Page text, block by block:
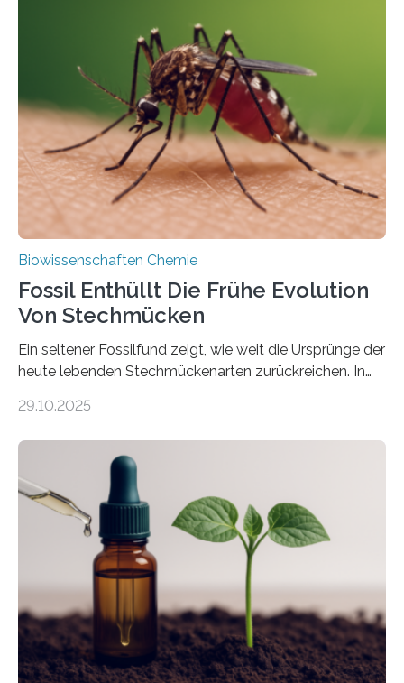
Grünalgen, die vor Hunderten von Millionen Jahren
lebten. Unter den Vorfahren sticht eine Gruppe heraus,
die noch heute in der Natur vorkommt: die
Süßwasseralge Coleochaetophyceae. Einige Arten
dieser Gruppe bilden aus Zellfäden dichte Geflechte
mit scheibenförmiger Gestalt. Was auffällig ist: Die
nächsten…
Biowissenschaften Chemie
Fossil Enthüllt Die Frühe Evolution
Von Stechmücken
Ein seltener Fossilfund zeigt, wie weit die Ursprünge der
heute lebenden Stechmückenarten zurückreichen. In
Forschende die bisher älteste bekannte Stechmücken-
Region Kachin in Myanmar und hat sich in
ausgezeichnetem Zustand erhalten. Es konnte als neue
Art einer neuen Gattung beschrieben werden und trägt
nun den Namen Cretosabethes primaevus. Dieser erste
fossile Nachweis einer Stechmückenlarve in Bernstein
stellt gleichzeitig den ersten Fossilfund einer
Mückenlarve aus dem Mesozoikum dar, denn…
29.10.2025